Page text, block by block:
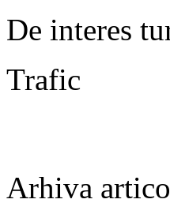
De interes
Trafic
Arhiva